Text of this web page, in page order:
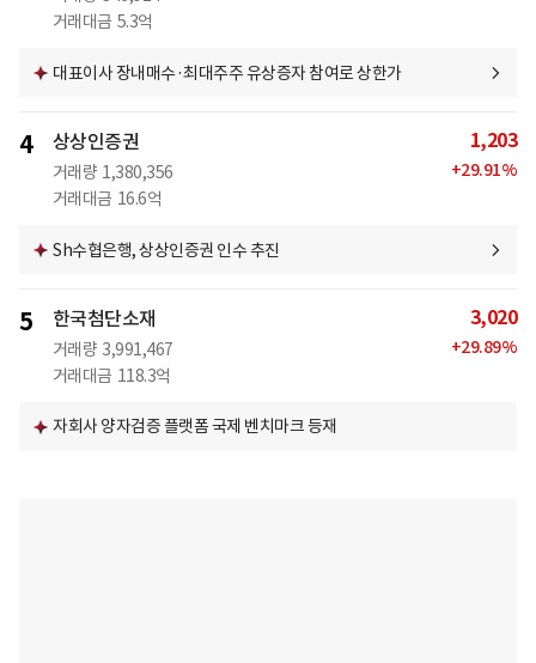
거래대금 5.3억
대표이사 장내매수·최대주주 유상증자 참여로 상한가
4 상상인증권
거래량 1,380,356
거래대금 16.6억
1,203
+29.91%
Sh수협은행, 상상인증권 인수 추진
5 한국첨단소재
거래량 3,991,467
거래대금 118.3억
3,020
+29.89%
자회사 양자검증 플랫폼 국제 벤치마크 등재